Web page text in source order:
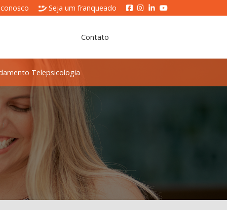
Seja um franqueado
Contato
Telepsicologia